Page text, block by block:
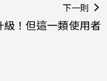
下一則
！但這一類使用者